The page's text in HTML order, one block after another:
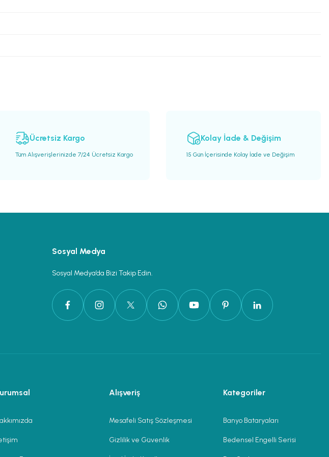
Ücretsiz Kargo
Tüm Alışverişlerinizde 7/24 Ücretsiz Kargo
Kolay İade & Değişim
15 Gün İçerisinde Kolay İade ve Değişim
Sosyal Medya
Sosyal Medya’da Bizi Takip Edin.
Alışveriş
Mesafeli Satış Sözleşmesi
Gizlilik ve Güvenlik
Kategoriler
Banyo Bataryaları
Bedensel Engelli Serisi